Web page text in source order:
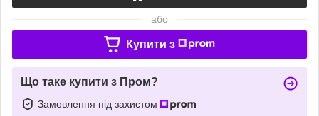
або
Купити з
Що таке купити з Пром?
Замовлення під захистом